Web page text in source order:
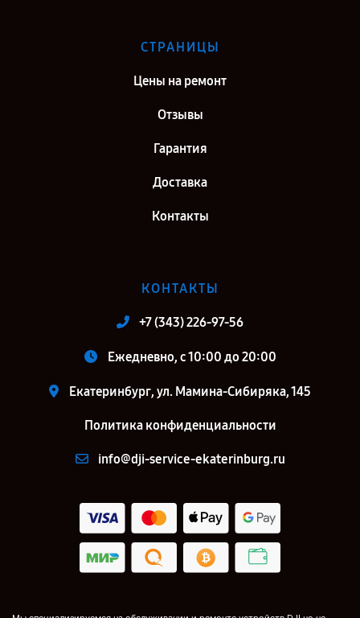
СТРАНИЦЫ
Цены на ремонт
Отзывы
Гарантия
Доставка
Контакты
КОНТАКТЫ
+7 (343) 226-97-56
Ежедневно, с 10:00 до 20:00
Екатеринбург, ул. Мамина-Сибиряка, 145
Политика конфиденциальности
info@dji-service-ekaterinburg.ru